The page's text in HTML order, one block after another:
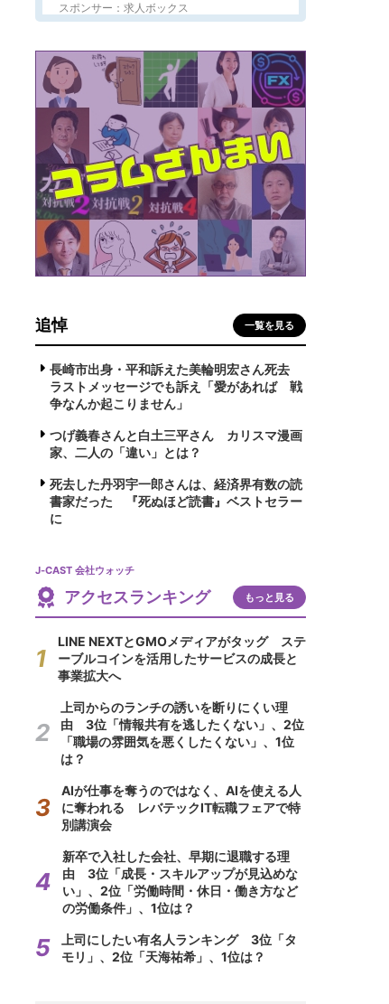
スポンサー：求人ボックス
追悼 一覧を見る
長崎市出身・平和訴えた美輪明宏さん死去
ラストメッセージでも訴え「愛があれば 戦
争なんか起こりません」
つげ義春さんと白土三平さん カリスマ漫画
家、二人の「違い」とは？
死去した丹羽宇一郎さんは、経済界有数の読
書家だった 『死ぬほど読書』ベストセラー
に
J-CAST 会社ウォッチ
アクセスランキング もっと見る
LINE NEXTとGMOメディアがタッグ ステ
ーブルコインを活用したサービスの成長と
事業拡大へ
上司からのランチの誘いを断りにくい理
由 3位「情報共有を逃したくない」、2位
「職場の雰囲気を悪くしたくない」、1位
は？
AIが仕事を奪うのではなく、AIを使える人
に奪われる レバテックIT転職フェアで特
別講演会
新卒で入社した会社、早期に退職する理
由 3位「成長・スキルアップが見込めな
い」、2位「労働時間・休日・働き方など
の労働条件」、1位は？
上司にしたい有名人ランキング 3位「タ
モリ」、2位「天海祐希」、1位は？